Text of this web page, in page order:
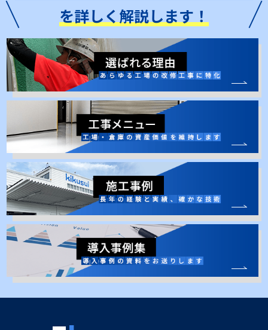
を詳しく解説します！